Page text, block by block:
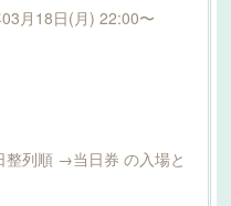
月18日(月) 22:00〜
列順 →当日券 の入場と